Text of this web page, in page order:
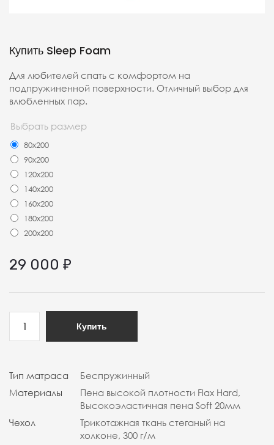
Купить Sleep Foam
Для любителей спать с комфортом на
подпружиненной поверхности. Отличный выбор для
влюбленных пар.
Выбрать размер
80x200
90x200
120x200
140x200
160x200
180x200
200x200
29 000 ₽
Купить
Тип матраса
Беспружинный
Материалы
Пена высокой плотности Flax Hard,
Высокоэластичная пена Soft 20мм
Чехол
Трикотажная ткань стеганый на
холконе, 300 г/м